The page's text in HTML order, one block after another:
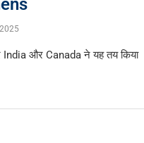
India और Canada ने यह तय किया